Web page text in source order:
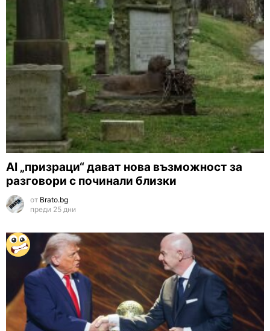
AI „призраци“ дават нова възможност за
разговори с починали близки
от Brato.bg
преди 25 дни